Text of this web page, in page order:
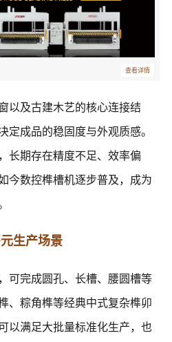
查看详情
以及古建木艺的核心连接结
成品的稳固度与外观质感。
长期存在精度不足、效率偏
今数控榫槽机逐步普及，成为
生产场景
可完成圆孔、长槽、腰圆槽等
、粽角榫等经典中式复杂榫卯
以满足大批量标准化生产，也